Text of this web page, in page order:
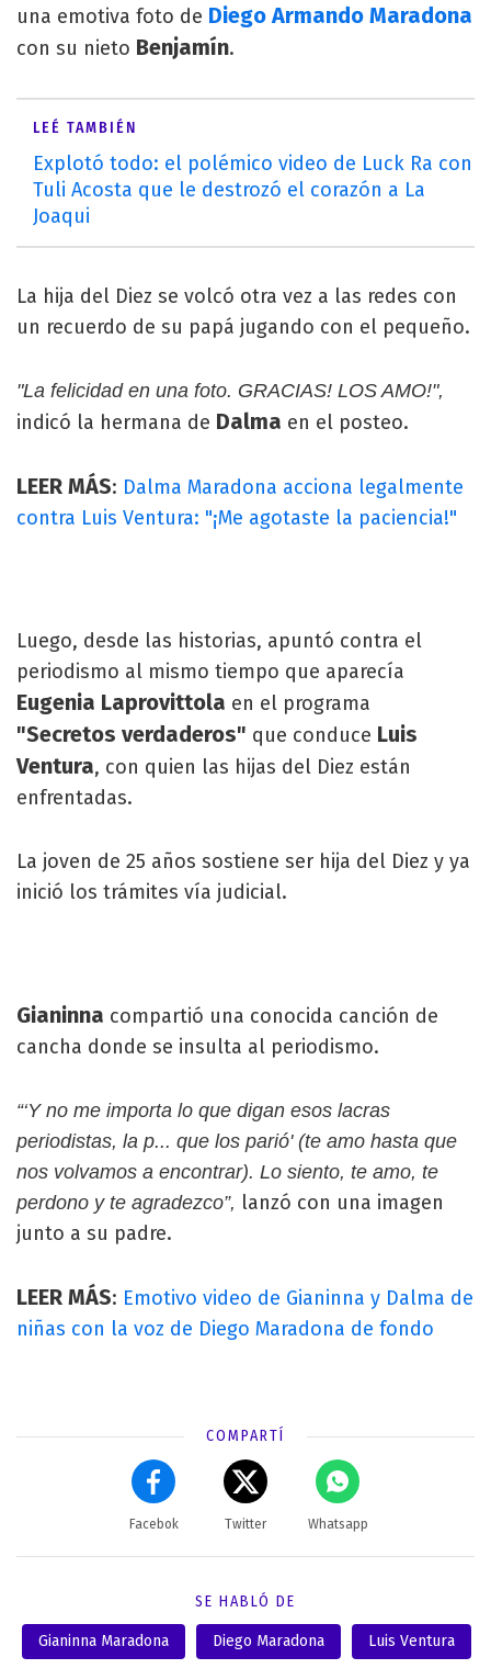
una emotiva foto de Diego Armando Maradona
con su nieto Benjamín.
LEÉ TAMBIÉN
Explotó todo: el polémico video de Luck Ra con
Tuli Acosta que le destrozó el corazón a La
Joaqui
La hija del Diez se volcó otra vez a las redes con
un recuerdo de su papá jugando con el pequeño.
"La felicidad en una foto. GRACIAS! LOS AMO!",
indicó la hermana de Dalma en el posteo.
LEER MÁS: Dalma Maradona acciona legalmente
contra Luis Ventura: "¡Me agotaste la paciencia!"
Luego, desde las historias, apuntó contra el
periodismo al mismo tiempo que aparecía
Eugenia Laprovittola en el programa
"Secretos verdaderos" que conduce Luis
Ventura, con quien las hijas del Diez están
enfrentadas.
La joven de 25 años sostiene ser hija del Diez y ya
inició los trámites vía judicial.
Gianinna compartió una conocida canción de
cancha donde se insulta al periodismo.
“‘Y no me importa lo que digan esos lacras
periodistas, la p... que los parió' (te amo hasta que
nos volvamos a encontrar). Lo siento, te amo, te
perdono y te agradezco”, lanzó con una imagen
junto a su padre.
LEER MÁS: Emotivo video de Gianinna y Dalma de
niñas con la voz de Diego Maradona de fondo
COMPARTÍ
Facebok Twitter Whatsapp
SE HABLÓ DE
Gianinna Maradona Diego Maradona Luis Ventura